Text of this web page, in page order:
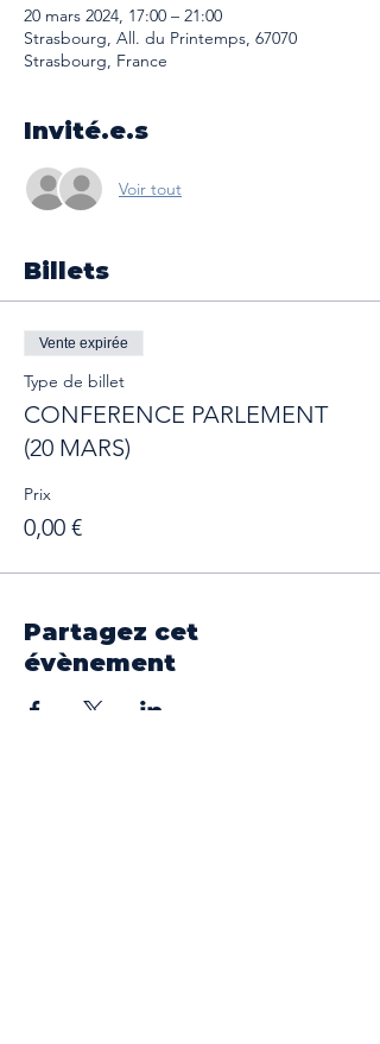
20 mars 2024, 17:00 – 21:00
Strasbourg, All. du Printemps, 67070
Strasbourg, France
Invité.e.s
Voir tout
Billets
Vente expirée
Type de billet
CONFERENCE PARLEMENT
(20 MARS)
Prix
0,00 €
Partagez cet
évènement